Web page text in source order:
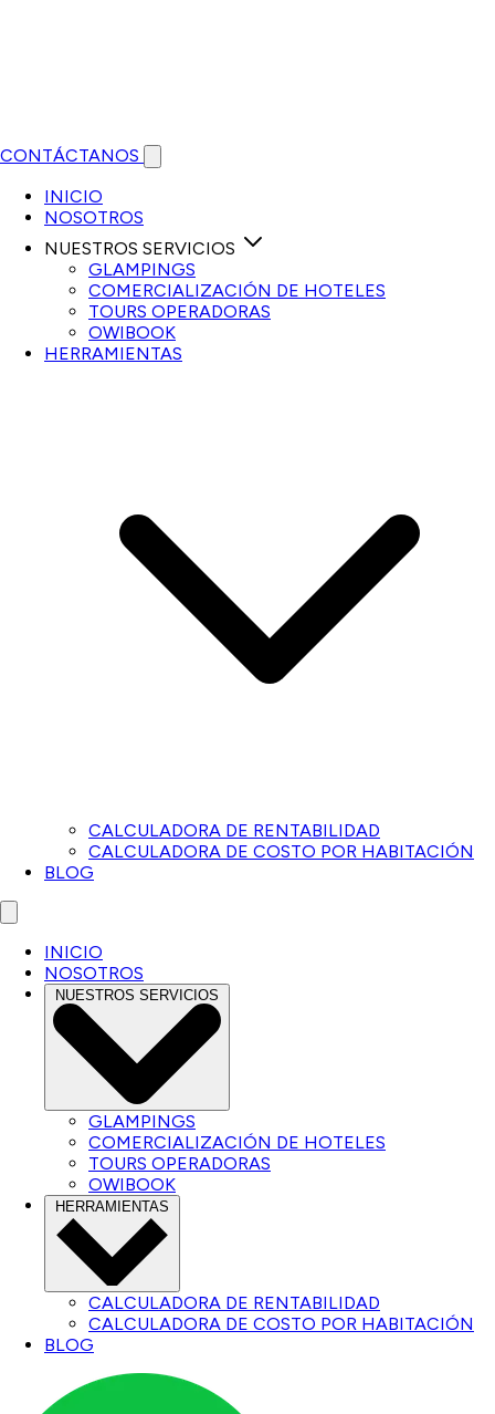
CONTÁCTANOS
INICIO
NOSOTROS
NUESTROS SERVICIOS
GLAMPINGS
COMERCIALIZACIÓN DE HOTELES
TOURS OPERADORAS
OWIBOOK
HERRAMIENTAS
CALCULADORA DE RENTABILIDAD
CALCULADORA DE COSTO POR HABITACIÓN
BLOG
Close menu
INICIO
NOSOTROS
NUESTROS SERVICIOS
GLAMPINGS
COMERCIALIZACIÓN DE HOTELES
TOURS OPERADORAS
OWIBOOK
HERRAMIENTAS
CALCULADORA DE RENTABILIDAD
CALCULADORA DE COSTO POR HABITACIÓN
BLOG